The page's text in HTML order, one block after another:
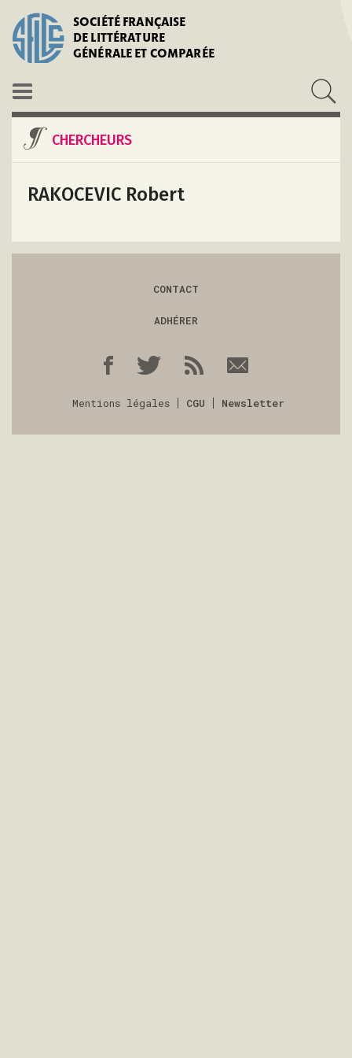
SOCIÉTÉ FRANÇAISE
DE LITTÉRATURE
GÉNÉRALE ET COMPARÉE
CHERCHEURS
RAKOCEVIC Robert
CONTACT
ADHÉRER
Mentions légales CGU Newsletter